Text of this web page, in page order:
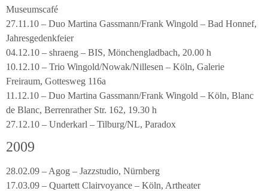
Museumscafé
27.11.10 – Duo Martina Gassmann/Frank Wingold – Bad Honnef,
Jahresgedenkfeier
04.12.10 – shraeng – BIS, Mönchengladbach, 20.00 h
10.12.10 – Trio Wingold/Nowak/Nillesen – Köln, Galerie
Freiraum, Gottesweg 116a
11.12.10 – Duo Martina Gassmann/Frank Wingold – Köln, Blanc
de Blanc, Berrenrather Str. 162, 19.30 h
27.12.10 – Underkarl – Tilburg/NL, Paradox
2009
28.02.09 – Agog – Jazzstudio, Nürnberg
17.03.09 – Quartett Clairvoyance – Köln, Artheater